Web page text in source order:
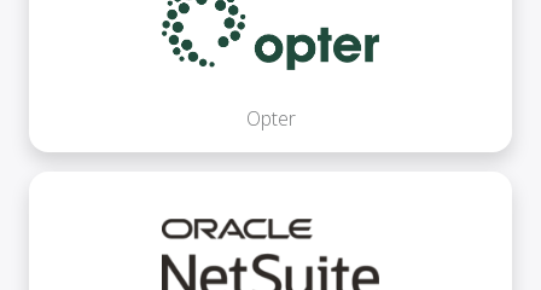
Opter